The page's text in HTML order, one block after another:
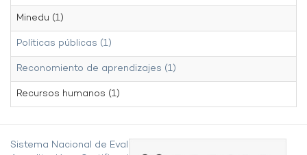
Minedu (1)
Políticas públicas (1)
Reconomiento de aprendizajes (1)
Recursos humanos (1)
Sistema Nacional de Evaluación,